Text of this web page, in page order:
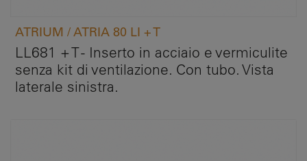
ATRIUM / ATRIA 80 LI + T
LL681 + T - Inserto in acciaio e vermiculite
senza kit di ventilazione. Con tubo. Vista
laterale sinistra.